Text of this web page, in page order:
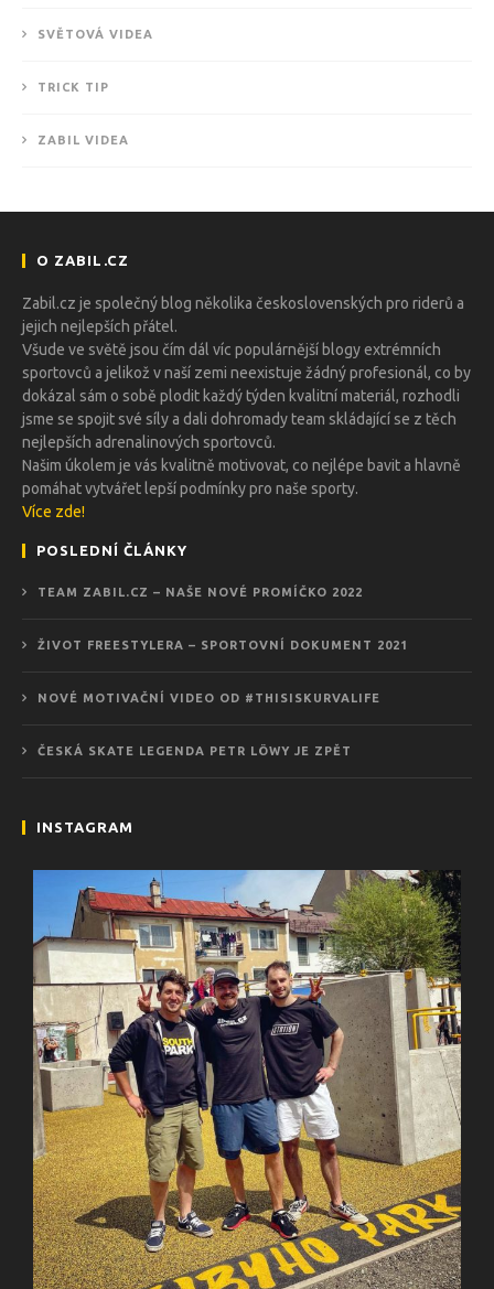
SVĚTOVÁ VIDEA
TRICK TIP
ZABIL VIDEA
O ZABIL.CZ
Zabil.cz je společný blog několika československých pro riderů a
jejich nejlepších přátel.
Všude ve světě jsou čím dál víc populárnější blogy extrémních
sportovců a jelikož v naší zemi neexistuje žádný profesionál, co by
dokázal sám o sobě plodit každý týden kvalitní materiál, rozhodli
jsme se spojit své síly a dali dohromady team skládající se z těch
nejlepších adrenalinových sportovců.
Našim úkolem je vás kvalitně motivovat, co nejlépe bavit a hlavně
pomáhat vytvářet lepší podmínky pro naše sporty.
Více zde!
POSLEDNÍ ČLÁNKY
TEAM ZABIL.CZ – NAŠE NOVÉ PROMÍČKO 2022
ŽIVOT FREESTYLERA – SPORTOVNÍ DOKUMENT 2021
NOVÉ MOTIVAČNÍ VIDEO OD #THISISKURVALIFE
ČESKÁ SKATE LEGENDA PETR LÖWY JE ZPĚT
INSTAGRAM